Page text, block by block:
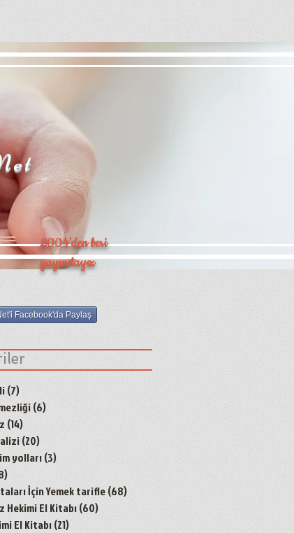
2004'den beri
yayındayız
Facebook'da Paylaş
(7)
(6)
(14)
(20)
yolları(3)
İçin Yemek tarifle(68)
Hekimi El Kitabı(60)
El Kitabı(21)